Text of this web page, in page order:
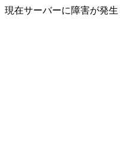
現在サーバーに障害が発